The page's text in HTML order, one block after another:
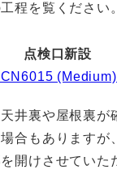
程を覧ください。
点検口新設
井裏や屋根裏が
合もありますが
開けさせていた